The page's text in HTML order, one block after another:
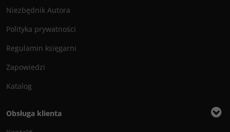
Niezbędnik Autora
Polityka prywatności
Regulamin księgarni
Zapowiedzi
Katalog
Obsługa klienta